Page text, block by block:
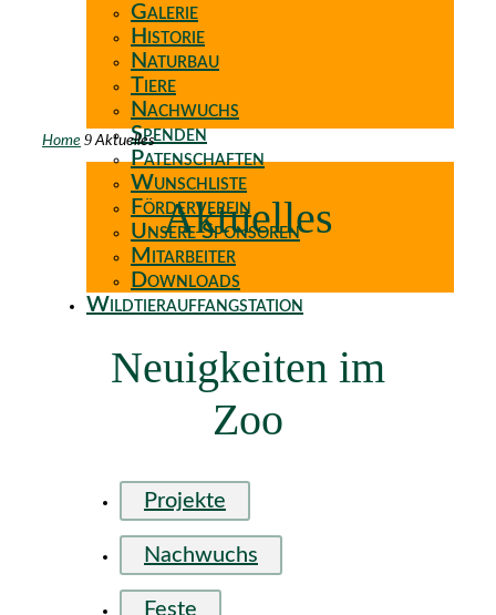
Galerie
Historie
Naturbau
Tiere
Nachwuchs
Spenden
Patenschaften
Wunschliste
Förderverein
Unsere Sponsoren
Mitarbeiter
Downloads
Wildtierauffangstation
Home 9 Aktuelles
Aktuelles
Neuigkeiten im
Zoo
Projekte
Nachwuchs
Feste